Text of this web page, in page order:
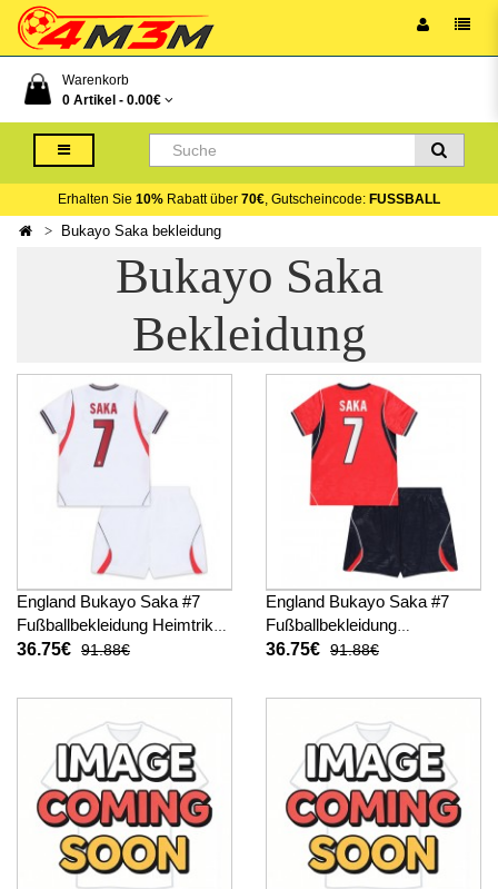
Warenkorb
0 Artikel - 0.00€
Erhalten Sie 10% Rabatt über 70€, Gutscheincode: FUSSBALL
Bukayo Saka bekleidung
Bukayo Saka
Bekleidung
England Bukayo Saka #7
Fußballbekleidung Heimtrikot
Kinder WM 2026 Kurzarm (+
36.75€ 91.88€
England Bukayo Saka #7
Fußballbekleidung
Auswärtstrikot Kinder WM
hosen)
36.75€ 91.88€